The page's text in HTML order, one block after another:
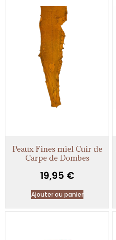
Peaux Fines miel Cuir de
Carpe de Dombes
19,95 €
Ajouter au panier